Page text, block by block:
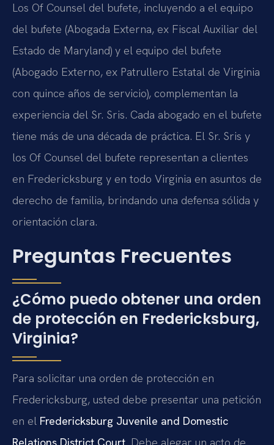
Los Of Counsel del bufete, incluyendo a el equipo
del bufete (Abogada Externa, ex Fiscal Auxiliar del
Estado de Maryland) y el equipo del bufete
(Abogado Externo, ex Patrullero Estatal de Virginia
con quince años de servicio), complementan la
experiencia del Sr. Sris. Cada abogado en el bufete
tiene más de una década de práctica. El Sr. Sris y
los Of Counsel del bufete representan a clientes
en Fredericksburg y en todo Virginia en asuntos de
derecho de familia, brindando una defensa sólida y
orientación clara.
Preguntas Frecuentes
¿Cómo puedo obtener una orden
de protección en Fredericksburg,
Virginia?
Para solicitar una orden de protección en
Fredericksburg, usted debe presentar una petición
en el Fredericksburg Juvenile and Domestic
Relations District Court . Debe alegar un acto de